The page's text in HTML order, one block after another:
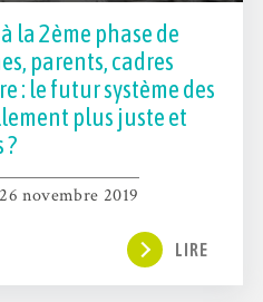
la 2ème phase de
parents, cadres
: le futur système des
plus juste et
?
novembre 2019
LIRE